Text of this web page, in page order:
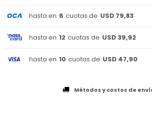
hasta en 6 cuotas de USD 79,83
hasta en 12 cuotas de USD 39,92
hasta en 10 cuotas de USD 47,90
Métodos y costos de